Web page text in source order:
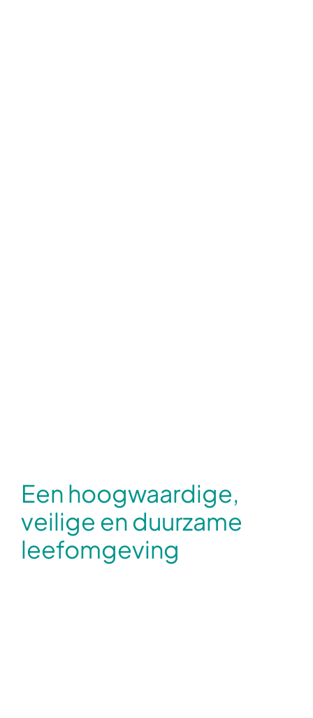
Een hoogwaardige,
veilige en duurzame
leefomgeving